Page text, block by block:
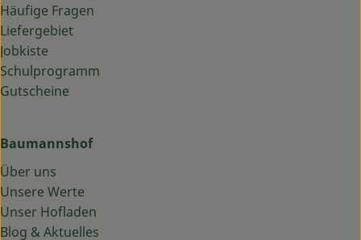
Häufige Fragen
Liefergebiet
Jobkiste
Schulprogramm
Gutscheine
Baumannshof
Über uns
Unsere Werte
Unser Hofladen
Blog & Aktuelles